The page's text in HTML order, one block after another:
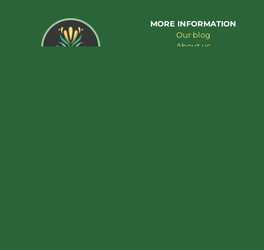
MORE INFORMATION
Our blog
About us